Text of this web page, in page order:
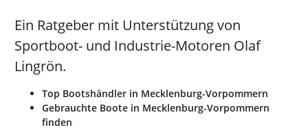
Ein Ratgeber mit Unterstützung von
Sportboot- und Industrie-Motoren Olaf
Lingrön.
Top Bootshändler in Mecklenburg-Vorpommern
Gebrauchte Boote in Mecklenburg-Vorpommern
finden